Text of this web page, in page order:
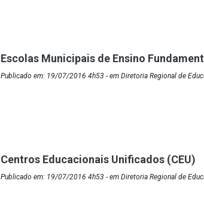
Escolas Municipais de Ensino
Publicado em: 19/07/2016 4h53 - em Diretoria Regional de
Centros Educacionais Unificados (CEU)
Publicado em: 19/07/2016 4h53 - em Diretoria Regional de